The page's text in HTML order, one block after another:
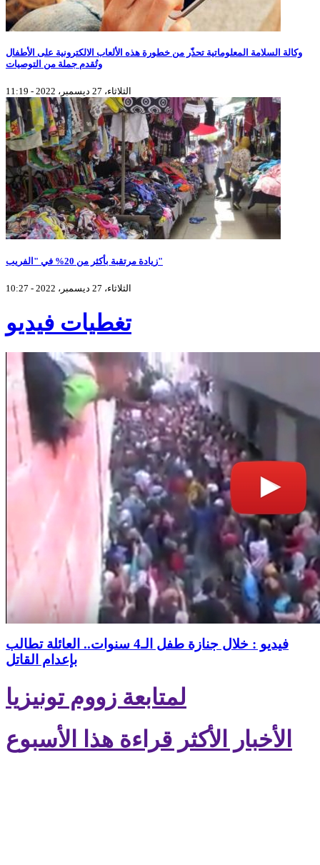
وكالة السلامة المعلوماتية تحذّر من خطورة هذه الألعاب الالكترونية على الأطفال
وتُقدم جملة من التوصيات
الثلاثاء، 27 ديسمبر، 2022 - 11:19
زيادة مرتقبة بأكثر من 20% في "الفريب"
الثلاثاء، 27 ديسمبر، 2022 - 10:27
تغطيات فيديو
فيديو : خلال جنازة طفل الـ4 سنوات.. العائلة تطالب
بإعدام القاتل
لمتابعة زووم تونيزيا
الأخبار الأكثر قراءة هذا الأسبوع